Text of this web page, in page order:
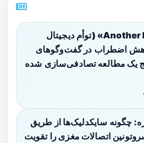
فناوری «Another Me» (توأم دیجیتال
اضطراب در گفت‌وگوهای
یک مطالعه تصادفی‌سازی شده
چگونه سایکدلیک‌ها از طریق
اتصالات مغزی را تقویت